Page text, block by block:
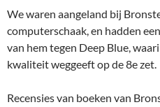
We waren aangeland bij
computerschaak, en hadden
van hem tegen Deep Blue,
kwaliteit weggeeft op de 8e zet.
Recensies van boeken van